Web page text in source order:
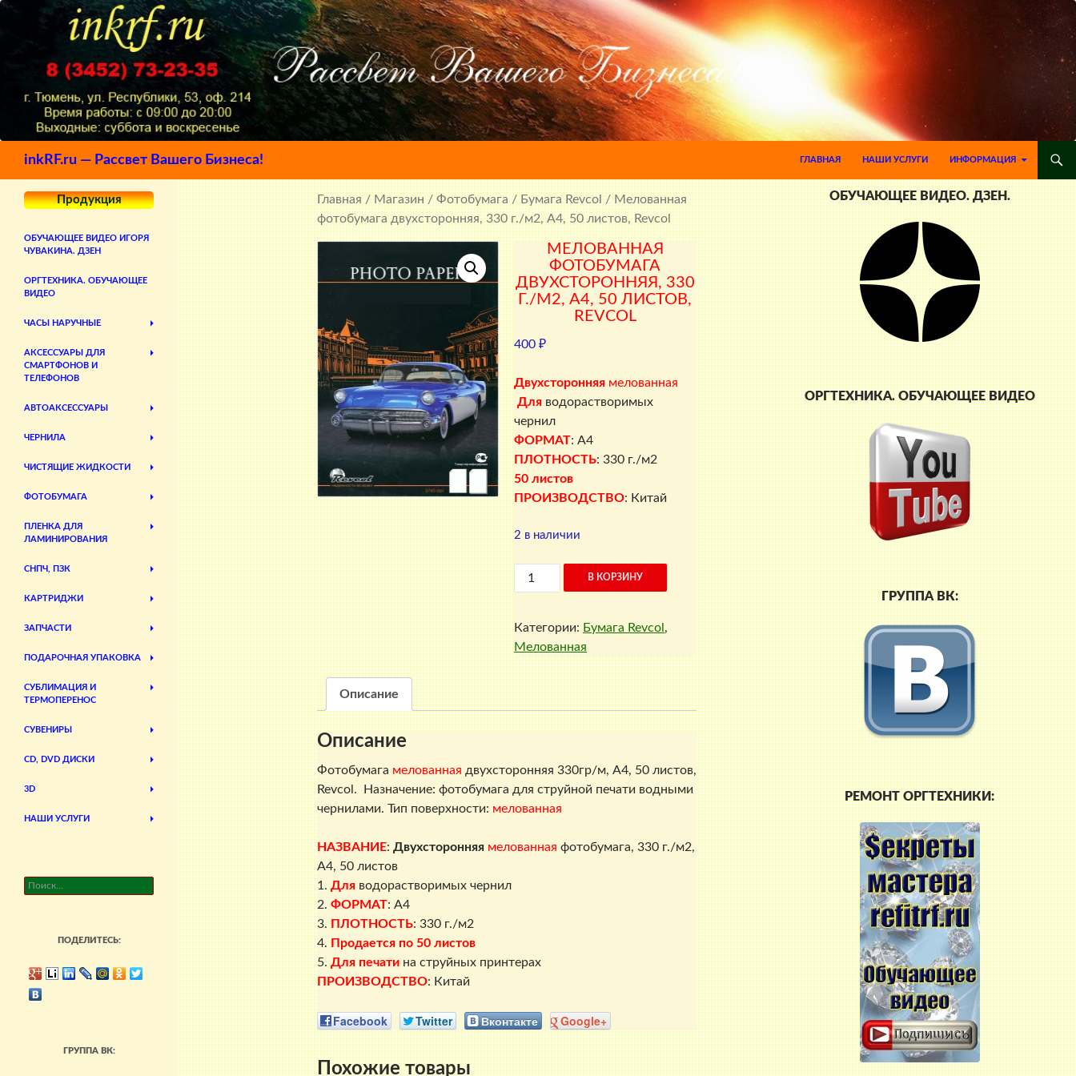
inkRF.ru — Рассвет Вашего Бизнеса!
ГЛАВНАЯ
НАШИ УСЛУГИ ИНФОРМАЦИЯ
Главная/Магазин/Фотобумага/Бумага Revcol/ Мелованная
фотобумага двухсторонняя, 330 г./м2, A4, 50 листов, Revcol
МЕЛОВАННАЯ
ФОТОБУМАГА
ДВУХСТОРОННЯЯ, 330
Г./М2, A4, 50 ЛИСТОВ,
REVCOL
400₽
Двухсторонняя мелованная
Для водорастворимых
чернил
ФОРМАТ: A4
ПЛОТНОСТЬ: 330 г./м2
50 листов
ПРОИЗВОДСТВО: Китай
2 в наличии
Количество
товара
Мелованная
фотобумага
двухсторонняя,
330
г./
м2,
A4,
листов,
Revcol
В КОРЗИНУ
Категории: Бумага Revcol ,
Мелованная
Описание
Описание
Фотобумага мелованная двухсторонняя 330гр/м, A4, 50 листов,
Revcol. Назначение: фотобумага для струйной печати водными
чернилами. Тип поверхности: мелованная
НАЗВАНИЕ: Двухсторонняя мелованная фотобумага, 330 г./м2,
A4, 50 листов
1. Дляводорастворимых чернил
2. ФОРМАТ: A4
3. ПЛОТНОСТЬ: 330 г./м2
4. Продается по 50 листов
5. Для печатина струйных принтерах
ПРОИЗВОДСТВО: Китай
Facebook Twitter Вконтакте Google+
Похожие товары
ОБУЧАЮЩЕЕ ВИДЕО. ДЗЕН.
ОРГТЕХНИКА. ОБУЧАЮЩЕЕ ВИДЕО
ГРУППА ВК:
РЕМОНТ ОРГТЕХНИКИ:
Продукция
ОБУЧАЮЩЕЕ ВИДЕО ИГОРЯ
ЧУВАКИНА. ДЗЕН
ОРГТЕХНИКА. ОБУЧАЮЩЕЕ
ВИДЕО
ЧАСЫ НАРУЧНЫЕ
АКСЕССУАРЫ ДЛЯ
СМАРТФОНОВ И
ТЕЛЕФОНОВ
АВТОАКСЕССУАРЫ
ЧЕРНИЛА
ЧИСТЯЩИЕ ЖИДКОСТИ
ФОТОБУМАГА
ПЛЕНКА ДЛЯ
ЛАМИНИРОВАНИЯ
СНПЧ, ПЗК
КАРТРИДЖИ
ЗАПЧАСТИ
ПОДАРОЧНАЯ УПАКОВКА
СУБЛИМАЦИЯ И
ТЕРМОПЕРЕНОС
СУВЕНИРЫ
CD, DVD ДИСКИ
3D
НАШИ УСЛУГИ
Найти:
ПОДЕЛИТЕСЬ:
ГРУППА ВК: